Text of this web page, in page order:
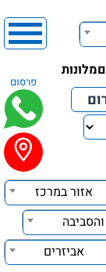
מלונות
פרסום
אזור במרכז
אביזרים